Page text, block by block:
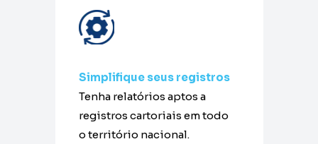
Simplifique seus registros
Tenha relatórios aptos a
registros cartoriais em todo
o território nacional.